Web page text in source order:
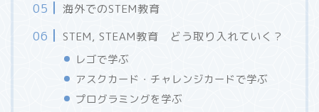
海外でのSTEM教育
STEM, STEAM教育 どう取り入れていく？
レゴで学ぶ
アスクカード・チャレンジカードで学ぶ
プログラミングを学ぶ